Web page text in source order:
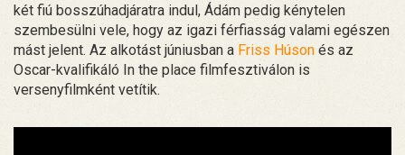
két fiú bosszúhadjáratra indul, Ádám pedig kénytelen
szembesülni vele, hogy az igazi férfiasság valami egészen
mást jelent. Az alkotást júniusban a Friss Húson és az
Oscar-kvalifikáló In the place filmfesztiválon is
versenyfilmként vetítik.